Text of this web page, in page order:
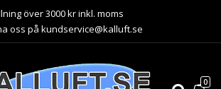
över 3000 kr inkl. moms
oss på kundservice@kalluft.se
0